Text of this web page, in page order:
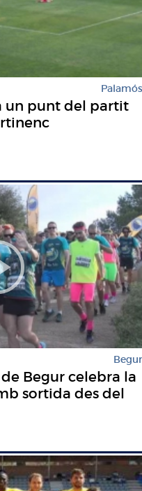
Palamós
un punt del partit
Begur
Begur celebra la
sortida des del